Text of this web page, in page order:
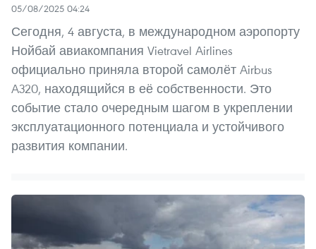
05/08/2025 04:24
Сегодня, 4 августа, в международном аэропорту
Нойбай авиакомпания Vietravel Airlines
официально приняла второй самолёт Airbus
A320, находящийся в её собственности. Это
событие стало очередным шагом в укреплении
эксплуатационного потенциала и устойчивого
развития компании.